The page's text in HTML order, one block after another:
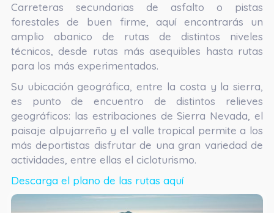
Carreteras secundarias de asfalto o pistas
forestales de buen firme, aquí encontrarás un
amplio abanico de rutas de distintos niveles
técnicos, desde rutas más asequibles hasta rutas
para los más experimentados.
Su ubicación geográfica, entre la costa y la sierra,
es punto de encuentro de distintos relieves
geográficos: las estribaciones de Sierra Nevada, el
paisaje alpujarreño y el valle tropical permite a los
más deportistas disfrutar de una gran variedad de
actividades, entre ellas el cicloturismo.
Descarga el plano de las rutas aquí